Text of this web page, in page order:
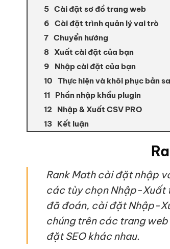
Cài đặt sơ đồ trang web
Cài đặt trình quản lý vai trò
Chuyển hướng
Xuất cài đặt của bạn
Nhập cài đặt của bạn
Thực hiện và khôi phục bản
Phần nhập khẩu plugin
Nhập & Xuất CSV PRO
Kết luận
Rank Math cài đặt nhập
các tùy chọn Nhập-Xuất
đã đoán, cài đặt Nhập-
chúng trên các trang
đặt SEO khác nhau.